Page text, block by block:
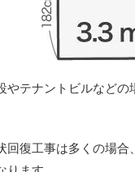
やテナントビルなどの
復工事は多くの場合、